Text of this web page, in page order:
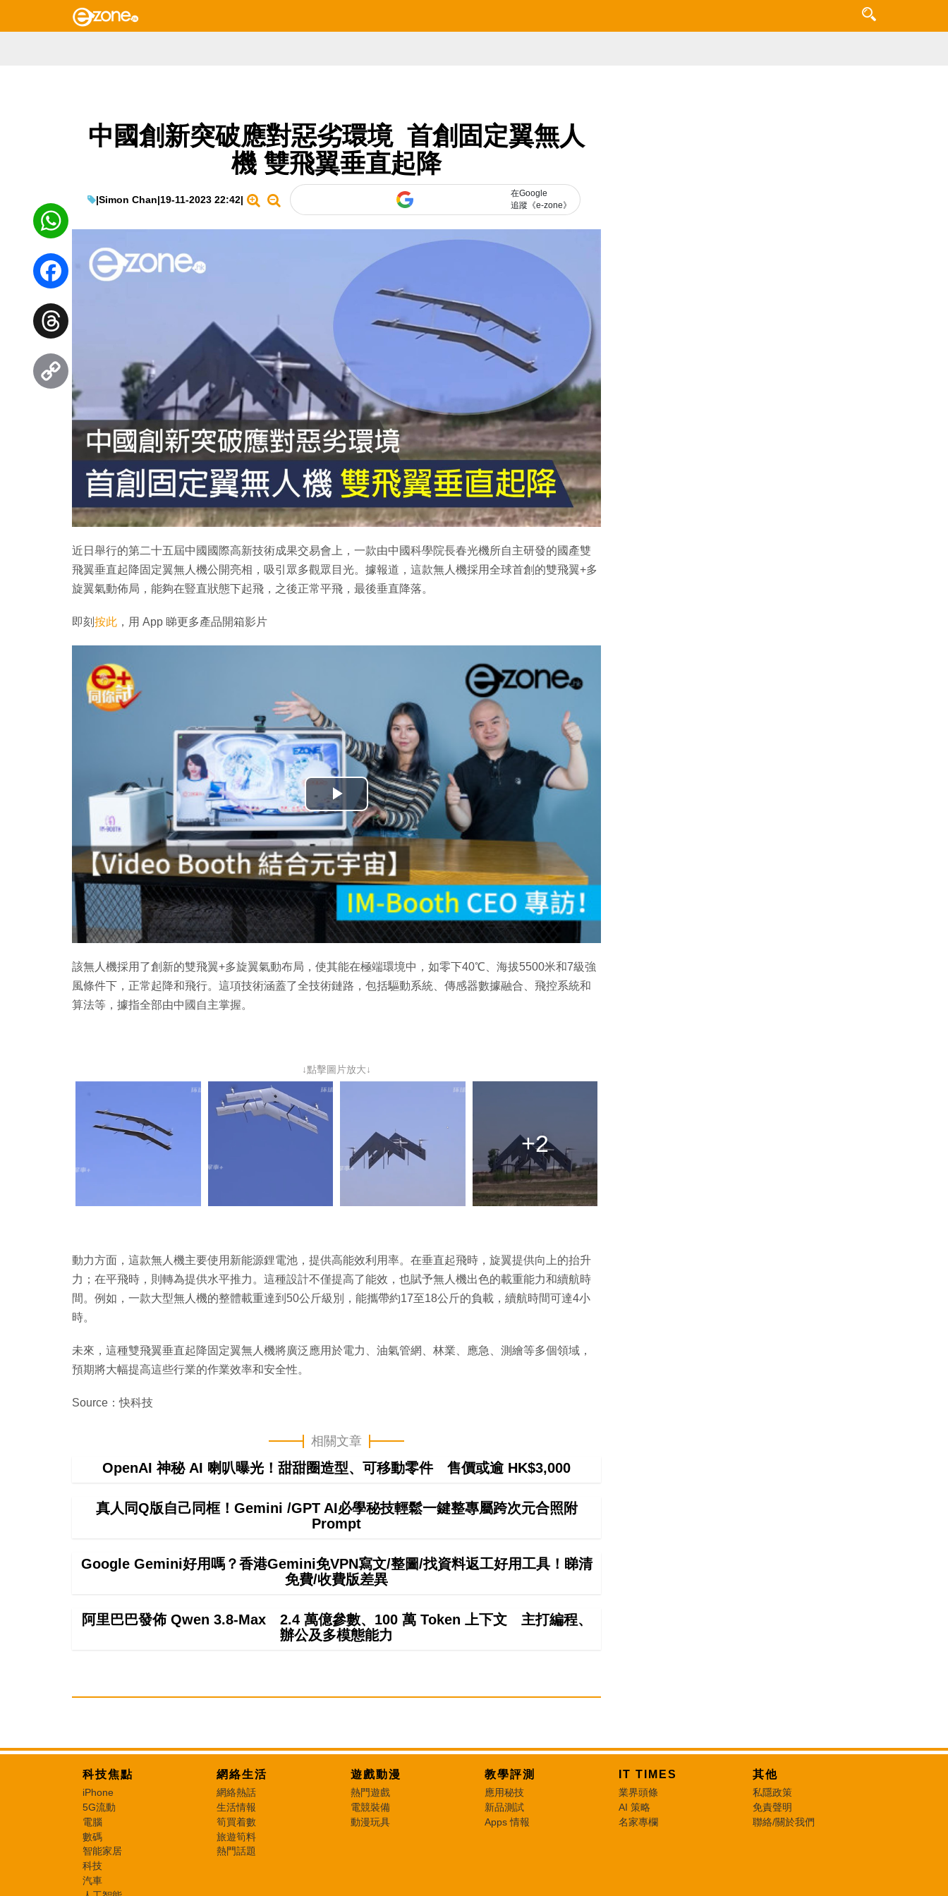
中國創新突破應對惡劣環境 首創固定翼無人
機 雙飛翼垂直起降
|Simon Chan|19-11-2023 22:42|
在Google
追蹤《e-zone》
近日舉行的第二十五屆中國國際高新技術成果交易會上，一款由中國科學院長春光機所自主研發的國產雙
飛翼垂直起降固定翼無人機公開亮相，吸引眾多觀眾目光。據報道，這款無人機採用全球首創的雙飛翼+多
旋翼氣動佈局，能夠在豎直狀態下起飛，之後正常平飛，最後垂直降落。
即刻 按此 ，用 App 睇更多產品開箱影片
播
放
影
片
該無人機採用了創新的雙飛翼+多旋翼氣動布局，使其能在極端環境中，如零下40℃、海拔5500米和7級強
風條件下，正常起降和飛行。這項技術涵蓋了全技術鏈路，包括驅動系統、傳感器數據融合、飛控系統和
算法等，據指全部由中國自主掌握。
↓點擊圖片放大↓
+2
動力方面，這款無人機主要使用新能源鋰電池，提供高能效利用率。在垂直起飛時，旋翼提供向上的抬升
力；在平飛時，則轉為提供水平推力。這種設計不僅提高了能效，也賦予無人機出色的載重能力和續航時
間。例如，一款大型無人機的整體載重達到50公斤級別，能攜帶約17至18公斤的負載，續航時間可達4小
時。
未來，這種雙飛翼垂直起降固定翼無人機將廣泛應用於電力、油氣管網、林業、應急、測繪等多個領域，
預期將大幅提高這些行業的作業效率和安全性。
Source：快科技
相關文章
OpenAI 神秘 AI 喇叭曝光！甜甜圈造型、可移動零件 售價或逾 HK$3,000
真人同Q版自己同框！Gemini /GPT AI必學秘技輕鬆一鍵整專屬跨次元合照附
Prompt
Google Gemini好用嗎？香港Gemini免VPN寫文/整圖/找資料返工好用工具！睇清
免費/收費版差異
阿里巴巴發佈 Qwen 3.8-Max 2.4 萬億參數、100 萬 Token 上下文 主打編程、
辦公及多模態能力
WhatsApp
Facebook
Threads
Copy
Link
科技焦點
iPhone
5G流動
電腦
數碼
智能家居
科技
汽車
網絡生活
網絡熱話
生活情報
筍買着數
旅遊筍料
熱門話題
遊戲動漫
熱門遊戲
電競裝備
動漫玩具
教學評測
應用秘技
新品測試
Apps 情報
IT TIMES
業界頭條
AI 策略
名家專欄
其他
私隱政策
免責聲明
聯絡/關於我們